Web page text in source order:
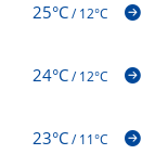
25°C/12°C
24°C/12°C
23°C/11°C